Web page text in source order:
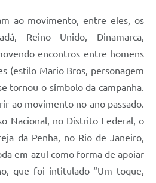
ao movimento, entre eles, os
Reino Unido, Dinamarca,
encontros entre homens
(estilo Mario Bros, personagem
tornou o símbolo da campanha.
ao movimento no ano passado.
Nacional, no Distrito Federal, o
da Penha, no Rio de Janeiro,
em azul como forma de apoiar
que foi intitulado “Um toque,